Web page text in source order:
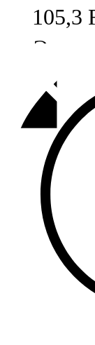
105,3
Әлмәт
92,9
107,1
Балык
104,9
Баулы
107,5
Биләр